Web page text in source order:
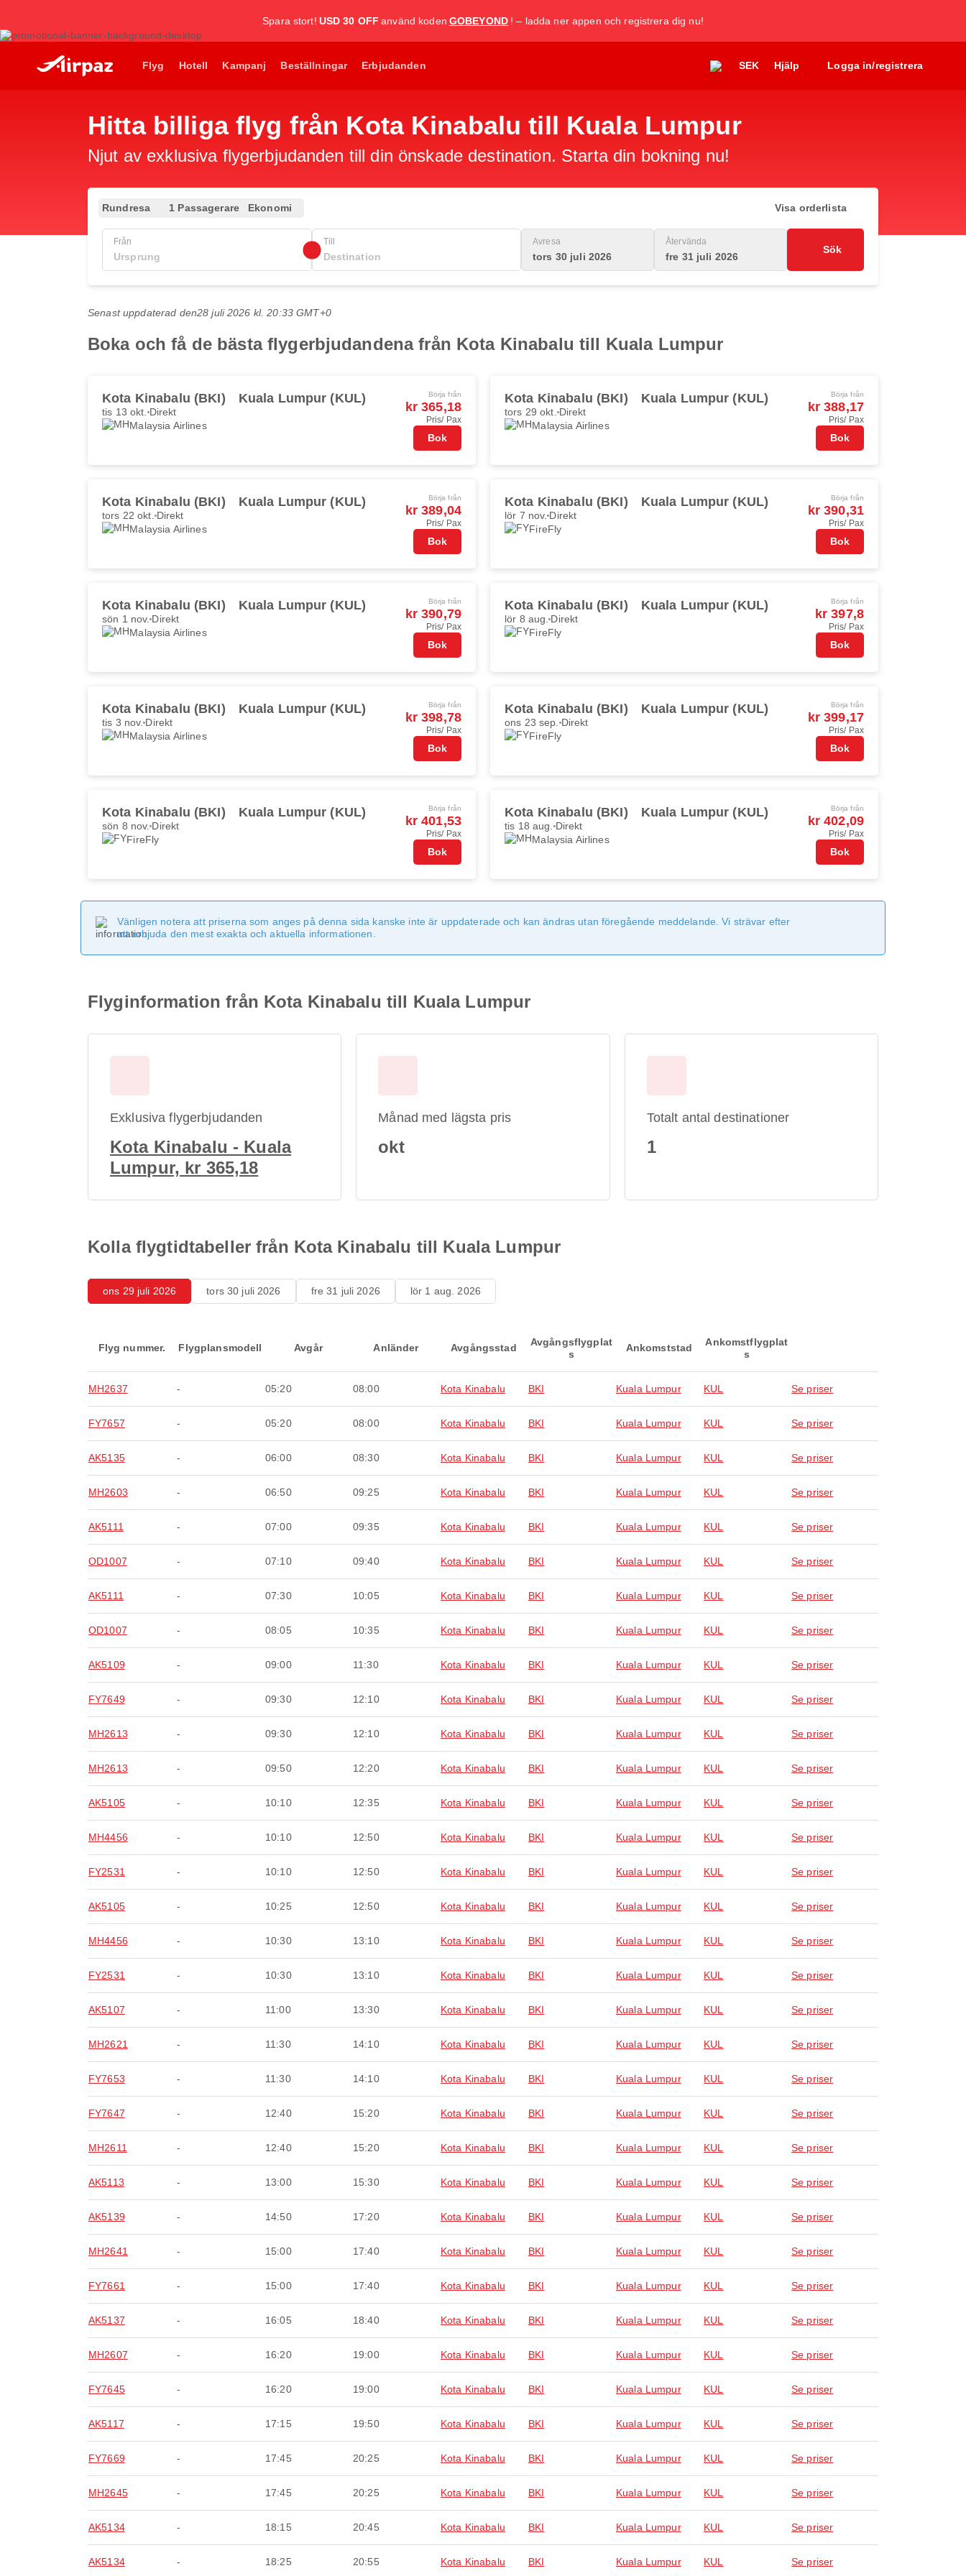
Spara stort! USD 30 OFF använd koden GOBEYOND ! – ladda ner appen och registrera dig nu!
Flyg Hotell Kampanj Beställningar Erbjudanden SEK Hjälp Logga in/registrera
Hitta billiga flyg från Kota Kinabalu till Kuala Lumpur
Njut av exklusiva flygerbjudanden till din önskade destination. Starta din bokning nu!
Rundresa 1 Passagerare Ekonomi Visa orderlista
Från Till Avresa
tors 30 juli 2026
Återvända
fre 31 juli 2026
Sök
Senast uppdaterad den28 juli 2026 kl. 20:33 GMT+0
Boka och få de bästa flygerbjudandena från Kota Kinabalu till Kuala Lumpur
Kota Kinabalu (BKI) Kuala Lumpur (KUL)
tis 13 okt. Direkt
Malaysia Airlines
Börja från
kr 365,18
Pris/ Pax
Bok
Kota Kinabalu (BKI) Kuala Lumpur (KUL)
tors 29 okt. Direkt
Malaysia Airlines
Börja från
kr 388,17
Pris/ Pax
Bok
Kota Kinabalu (BKI) Kuala Lumpur (KUL)
tors 22 okt. Direkt
Malaysia Airlines
Börja från
kr 389,04
Pris/ Pax
Bok
Kota Kinabalu (BKI) Kuala Lumpur (KUL)
lör 7 nov. Direkt
FireFly
Börja från
kr 390,31
Pris/ Pax
Bok
Kota Kinabalu (BKI) Kuala Lumpur (KUL)
sön 1 nov. Direkt
Malaysia Airlines
Börja från
kr 390,79
Pris/ Pax
Bok
Kota Kinabalu (BKI) Kuala Lumpur (KUL)
lör 8 aug. Direkt
FireFly
Börja från
kr 397,8
Pris/ Pax
Bok
Kota Kinabalu (BKI) Kuala Lumpur (KUL)
tis 3 nov. Direkt
Malaysia Airlines
Börja från
kr 398,78
Pris/ Pax
Bok
Kota Kinabalu (BKI) Kuala Lumpur (KUL)
ons 23 sep. Direkt
FireFly
Börja från
kr 399,17
Pris/ Pax
Bok
Kota Kinabalu (BKI) Kuala Lumpur (KUL)
sön 8 nov. Direkt
FireFly
Börja från
kr 401,53
Pris/ Pax
Bok
Kota Kinabalu (BKI) Kuala Lumpur (KUL)
tis 18 aug. Direkt
Malaysia Airlines
Börja från
kr 402,09
Pris/ Pax
Bok
Vänligen notera att priserna som anges på denna sida kanske inte är uppdaterade och kan ändras utan föregående meddelande. Vi strävar efter
att erbjuda den mest exakta och aktuella informationen.
Flyginformation från Kota Kinabalu till Kuala Lumpur
Exklusiva flygerbjudanden
Kota Kinabalu - Kuala
Lumpur, kr 365,18
Månad med lägsta pris
okt
Totalt antal destinationer
1
Kolla flygtidtabeller från Kota Kinabalu till Kuala Lumpur
ons 29 juli 2026 tors 30 juli 2026 fre 31 juli 2026 lör 1 aug. 2026
Flyg nummer. Flygplansmodell Avgår Anländer Avgångsstad
Avgångsflygplat
s
Ankomststad
Ankomstflygplat
s
MH2637 - 05:20 08:00 Kota Kinabalu BKI Kuala Lumpur KUL Se priser
FY7657 - 05:20 08:00 Kota Kinabalu BKI Kuala Lumpur KUL Se priser
AK5135 - 06:00 08:30 Kota Kinabalu BKI Kuala Lumpur KUL Se priser
MH2603 - 06:50 09:25 Kota Kinabalu BKI Kuala Lumpur KUL Se priser
AK5111 - 07:00 09:35 Kota Kinabalu BKI Kuala Lumpur KUL Se priser
OD1007 - 07:10 09:40 Kota Kinabalu BKI Kuala Lumpur KUL Se priser
AK5111 - 07:30 10:05 Kota Kinabalu BKI Kuala Lumpur KUL Se priser
OD1007 - 08:05 10:35 Kota Kinabalu BKI Kuala Lumpur KUL Se priser
AK5109 - 09:00 11:30 Kota Kinabalu BKI Kuala Lumpur KUL Se priser
FY7649 - 09:30 12:10 Kota Kinabalu BKI Kuala Lumpur KUL Se priser
MH2613 - 09:30 12:10 Kota Kinabalu BKI Kuala Lumpur KUL Se priser
MH2613 - 09:50 12:20 Kota Kinabalu BKI Kuala Lumpur KUL Se priser
AK5105 - 10:10 12:35 Kota Kinabalu BKI Kuala Lumpur KUL Se priser
MH4456 - 10:10 12:50 Kota Kinabalu BKI Kuala Lumpur KUL Se priser
FY2531 - 10:10 12:50 Kota Kinabalu BKI Kuala Lumpur KUL Se priser
AK5105 - 10:25 12:50 Kota Kinabalu BKI Kuala Lumpur KUL Se priser
MH4456 - 10:30 13:10 Kota Kinabalu BKI Kuala Lumpur KUL Se priser
FY2531 - 10:30 13:10 Kota Kinabalu BKI Kuala Lumpur KUL Se priser
AK5107 - 11:00 13:30 Kota Kinabalu BKI Kuala Lumpur KUL Se priser
MH2621 - 11:30 14:10 Kota Kinabalu BKI Kuala Lumpur KUL Se priser
FY7653 - 11:30 14:10 Kota Kinabalu BKI Kuala Lumpur KUL Se priser
FY7647 - 12:40 15:20 Kota Kinabalu BKI Kuala Lumpur KUL Se priser
MH2611 - 12:40 15:20 Kota Kinabalu BKI Kuala Lumpur KUL Se priser
AK5113 - 13:00 15:30 Kota Kinabalu BKI Kuala Lumpur KUL Se priser
AK5139 - 14:50 17:20 Kota Kinabalu BKI Kuala Lumpur KUL Se priser
MH2641 - 15:00 17:40 Kota Kinabalu BKI Kuala Lumpur KUL Se priser
FY7661 - 15:00 17:40 Kota Kinabalu BKI Kuala Lumpur KUL Se priser
AK5137 - 16:05 18:40 Kota Kinabalu BKI Kuala Lumpur KUL Se priser
MH2607 - 16:20 19:00 Kota Kinabalu BKI Kuala Lumpur KUL Se priser
FY7645 - 16:20 19:00 Kota Kinabalu BKI Kuala Lumpur KUL Se priser
AK5117 - 17:15 19:50 Kota Kinabalu BKI Kuala Lumpur KUL Se priser
FY7669 - 17:45 20:25 Kota Kinabalu BKI Kuala Lumpur KUL Se priser
MH2645 - 17:45 20:25 Kota Kinabalu BKI Kuala Lumpur KUL Se priser
AK5134 - 18:15 20:45 Kota Kinabalu BKI Kuala Lumpur KUL Se priser
AK5134 - 18:25 20:55 Kota Kinabalu BKI Kuala Lumpur KUL Se priser